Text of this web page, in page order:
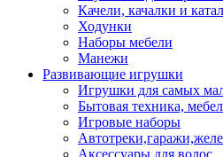
Качели, качалки и
Ходунки
Наборы мебели
Манежи
Развивающие игрушки
Игрушки для самых
Бытовая техника,
Игровые наборы
Аксессуары для волос